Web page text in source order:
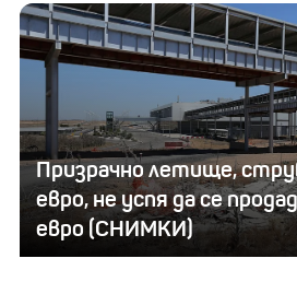
Призрачно летище,
евро, не успя да се
евро (СНИМКИ)